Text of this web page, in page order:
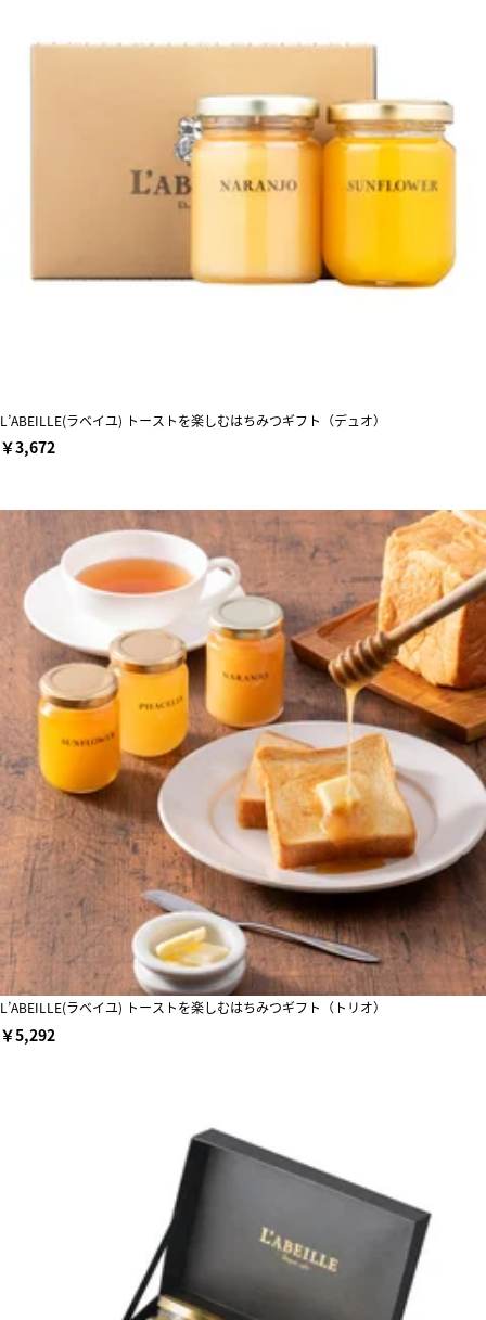
L’ABEILLE(ラベイユ) トーストを楽しむはちみつギフト（デュオ）
￥3,672
L’ABEILLE(ラベイユ) トーストを楽しむはちみつギフト（トリオ）
￥5,292